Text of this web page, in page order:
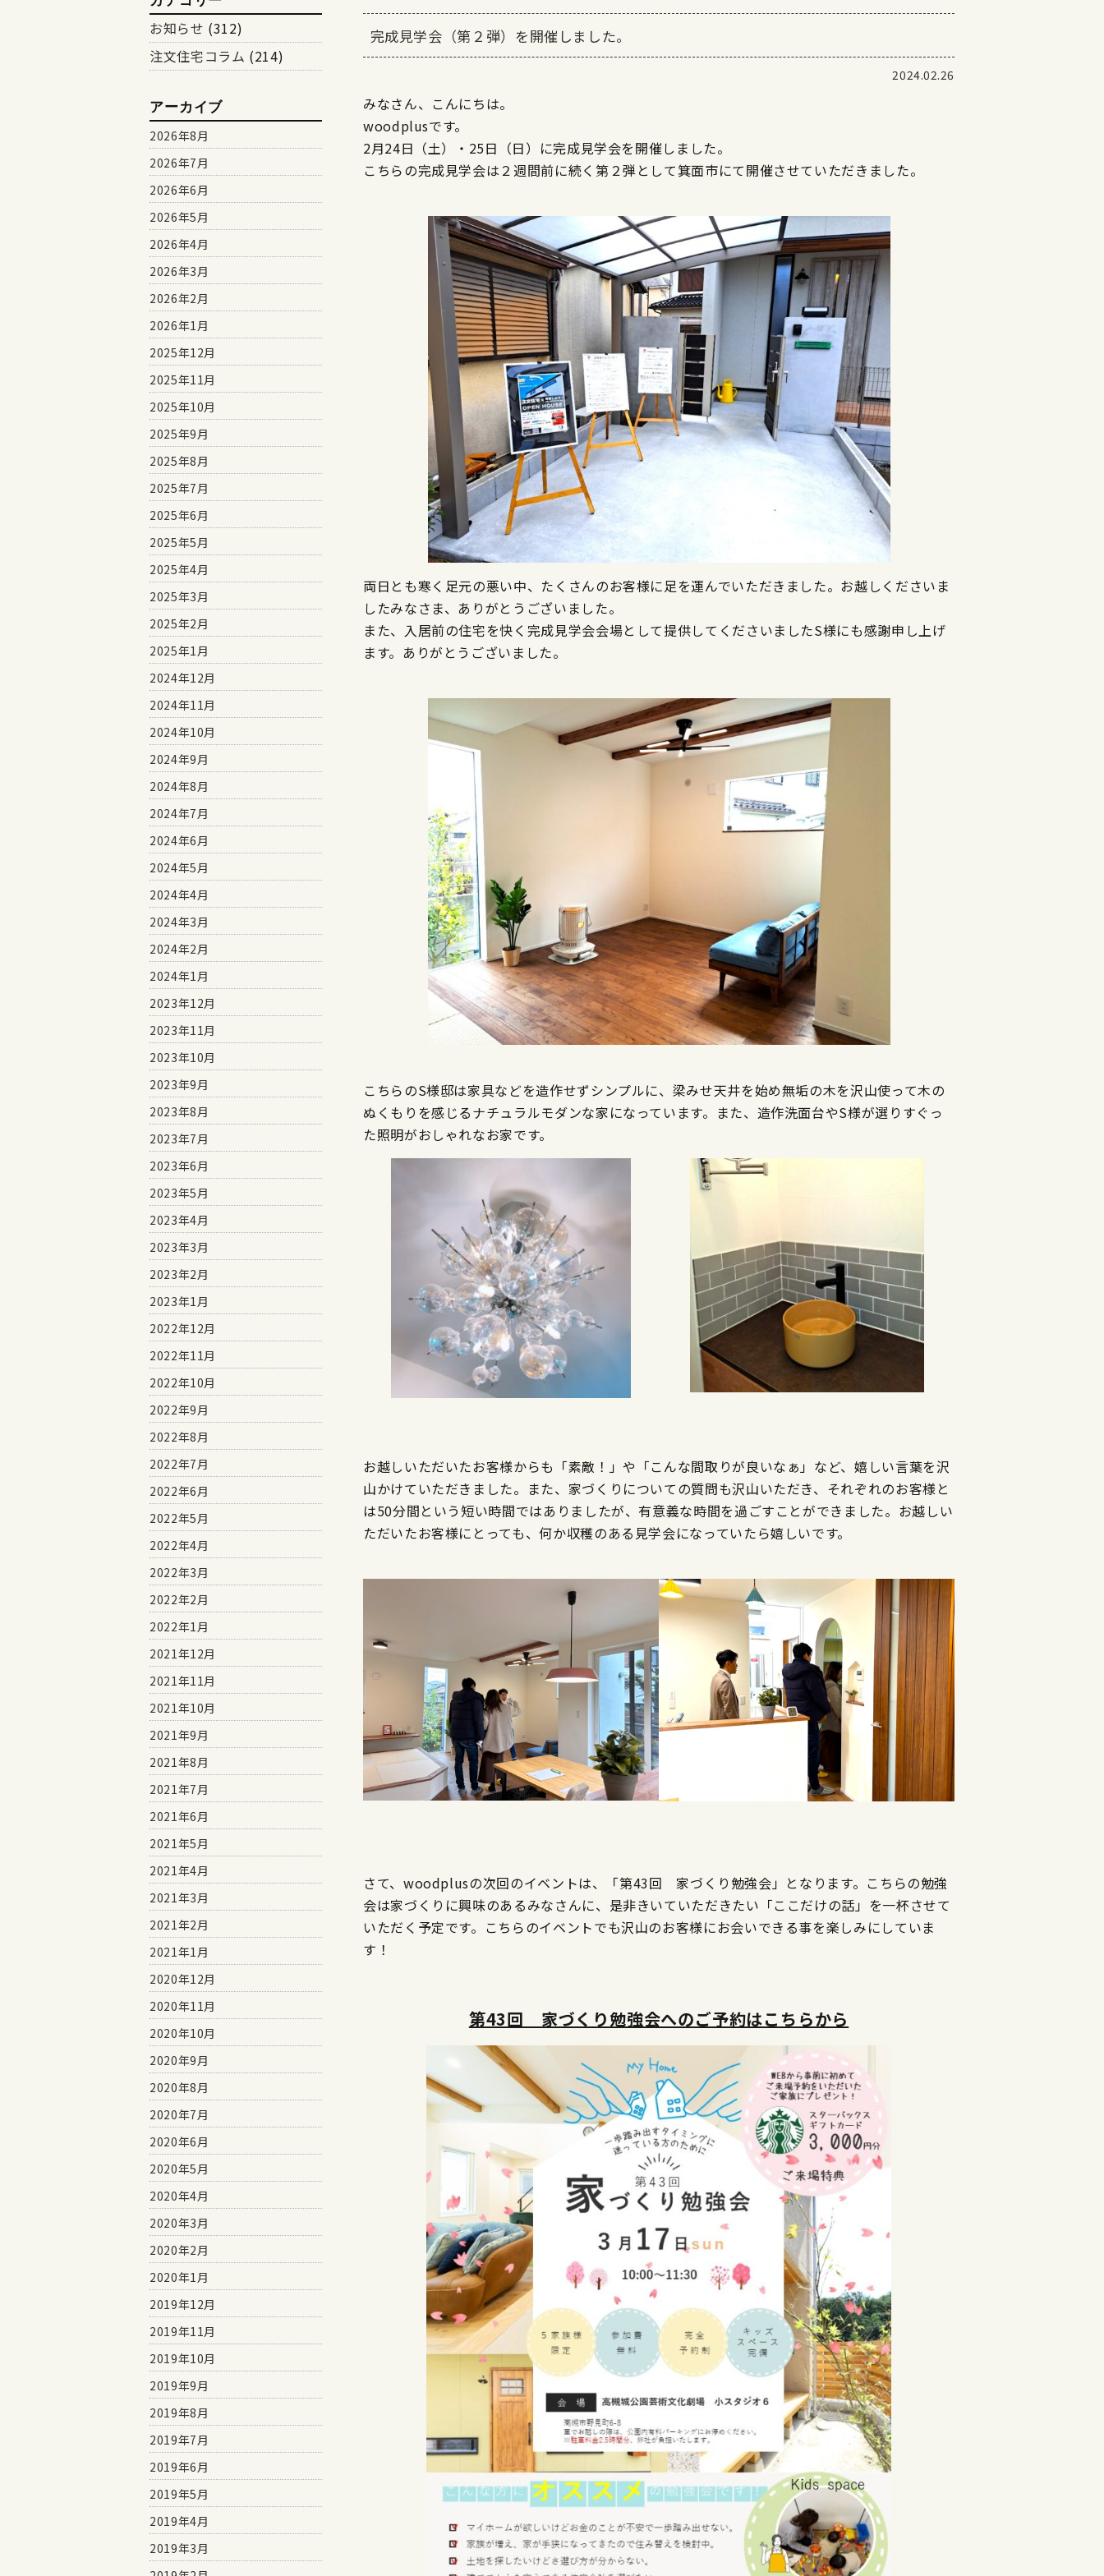
完成見学会（第２弾）を開催しました。
2024.02.26
みなさん、こんにちは。
woodplusです。
2月24日（土）・25日（日）に完成見学会を開催しました。
こちらの完成見学会は２週間前に続く第２弾として箕面市にて開催させていただきました。
両日とも寒く足元の悪い中、たくさんのお客様に足を運んでいただきました。お越しくださいま
したみなさま、ありがとうございました。
また、入居前の住宅を快く完成見学会会場として提供してくださいましたS様にも感謝申し上げ
ます。ありがとうございました。
こちらのS様邸は家具などを造作せずシンプルに、梁みせ天井を始め無垢の木を沢山使って木の
ぬくもりを感じるナチュラルモダンな家になっています。また、造作洗面台やS様が選りすぐっ
た照明がおしゃれなお家です。
お越しいただいたお客様からも「素敵！」や「こんな間取りが良いなぁ」など、嬉しい言葉を沢
山かけていただきました。また、家づくりについての質問も沢山いただき、それぞれのお客様と
は50分間という短い時間ではありましたが、有意義な時間を過ごすことができました。お越しい
ただいたお客様にとっても、何か収穫のある見学会になっていたら嬉しいです。
さて、woodplusの次回のイベントは、「第43回 家づくり勉強会」となります。こちらの勉強
会は家づくりに興味のあるみなさんに、是非きいていただきたい「ここだけの話」を一杯させて
いただく予定です。こちらのイベントでも沢山のお客様にお会いできる事を楽しみにしていま
す！
第43回 家づくり勉強会へのご予約はこちらから
お知らせ (312)
注文住宅コラム (214)
アーカイブ
2026年8月
2026年7月
2026年6月
2026年5月
2026年4月
2026年3月
2026年2月
2026年1月
2025年12月
2025年11月
2025年10月
2025年9月
2025年8月
2025年7月
2025年6月
2025年5月
2025年4月
2025年3月
2025年2月
2025年1月
2024年12月
2024年11月
2024年10月
2024年9月
2024年8月
2024年7月
2024年6月
2024年5月
2024年4月
2024年3月
2024年2月
2024年1月
2023年12月
2023年11月
2023年10月
2023年9月
2023年8月
2023年7月
2023年6月
2023年5月
2023年4月
2023年3月
2023年2月
2023年1月
2022年12月
2022年11月
2022年10月
2022年9月
2022年8月
2022年7月
2022年6月
2022年5月
2022年4月
2022年3月
2022年2月
2022年1月
2021年12月
2021年11月
2021年10月
2021年9月
2021年8月
2021年7月
2021年6月
2021年5月
2021年4月
2021年3月
2021年2月
2021年1月
2020年12月
2020年11月
2020年10月
2020年9月
2020年8月
2020年7月
2020年6月
2020年5月
2020年4月
2020年3月
2020年2月
2020年1月
2019年12月
2019年11月
2019年10月
2019年9月
2019年8月
2019年7月
2019年6月
2019年5月
2019年4月
2019年3月